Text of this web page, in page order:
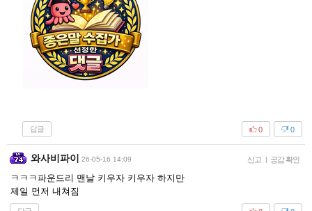
답글 0
0
와사비파이 26-05-16 14:09 신고 | 공감 확인
ㅋㅋㅋ파운드리 맨날 키우자 키우자 하지만
제일 먼저 내쳐짐